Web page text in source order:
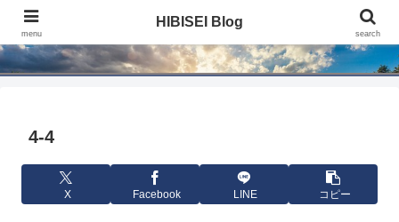
HIBISEI Blog
4-4
X Facebook LINE コピー
menu
HIBISEI Blog
search